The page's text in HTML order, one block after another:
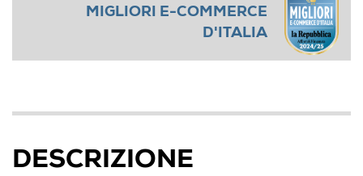
MIGLIORI E-COMMERCE
D'ITALIA
DESCRIZIONE